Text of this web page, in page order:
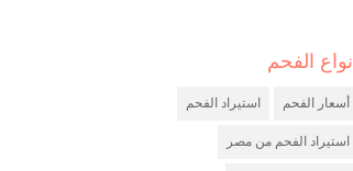
انواع الفحم
أسعار الفحم استيراد الفحم
استيراد الفحم من مصر